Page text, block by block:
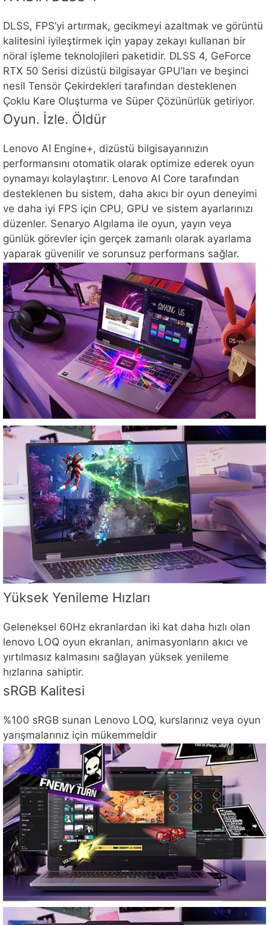
DLSS, FPS’yi artırmak, gecikmeyi azaltmak ve görüntü
kalitesini iyileştirmek için yapay zekayı kullanan bir
nöral işleme teknolojileri paketidir. DLSS 4, GeForce
RTX 50 Serisi dizüstü bilgisayar GPU’ları ve beşinci
nesil Tensör Çekirdekleri tarafından desteklenen
Çoklu Kare Oluşturma ve Süper Çözünürlük getiriyor.
Oyun. İzle. Öldür
Lenovo AI Engine+, dizüstü bilgisayarınızın
performansını otomatik olarak optimize ederek oyun
oynamayı kolaylaştırır. Lenovo AI Core tarafından
desteklenen bu sistem, daha akıcı bir oyun deneyimi
ve daha iyi FPS için CPU, GPU ve sistem ayarlarınızı
düzenler. Senaryo Algılama ile oyun, yayın veya
günlük görevler için gerçek zamanlı olarak ayarlama
yaparak güvenilir ve sorunsuz performans sağlar.
Yüksek Yenileme Hızları
Geleneksel 60Hz ekranlardan iki kat daha hızlı olan
lenovo LOQ oyun ekranları, animasyonların akıcı ve
yırtılmasız kalmasını sağlayan yüksek yenileme
hızlarına sahiptir.
sRGB Kalitesi
%100 sRGB sunan Lenovo LOQ, kurslarınız veya oyun
yarışmalarınız için mükemmeldir